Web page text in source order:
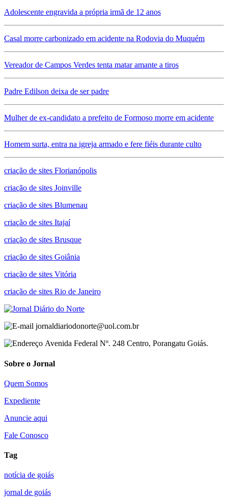
Adolescente engravida a própria irmã de 12 anos
Casal morre carbonizado em acidente na Rodovia do Muquém
Vereador de Campos Verdes tenta matar amante a tiros
Padre Edilson deixa de ser padre
Mulher de ex-candidato a prefeito de Formoso morre em acidente
Homem surta, entra na igreja armado e fere fiéis durante culto
criação de sites Florianópolis
criação de sites Joinville
criação de sites Blumenau
criação de sites Itajaí
criação de sites Brusque
criação de sites Goiânia
criação de sites Vitória
criação de sites Rio de Janeiro
jornaldiariodonorte@uol.com.br
Avenida Federal Nº. 248 Centro, Porangatu Goiás.
Sobre o Jornal
Quem Somos
Expediente
Anuncie aqui
Fale Conosco
Tag
notícia de goiás
jornal de goiás